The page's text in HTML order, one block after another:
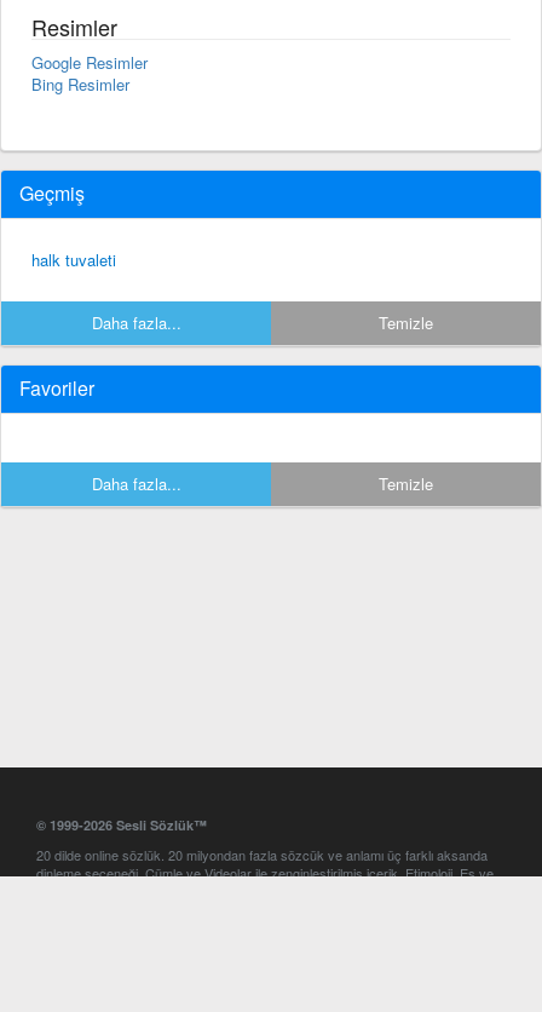
Resimler
Google Resimler
Bing Resimler
Geçmiş
halk tuvaleti
Daha fazla... Temizle
Favoriler
Daha fazla... Temizle
© 1999-2026 Sesli Sözlük™
20 dilde online sözlük. 20 milyondan fazla sözcük ve anlamı üç farklı aksanda
dinleme seçeneği. Cümle ve Videolar ile zenginleştirilmiş içerik. Etimoloji, Eş ve